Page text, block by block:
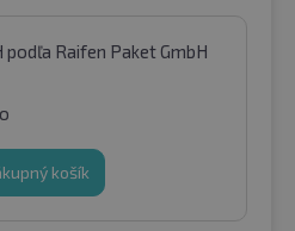
podľa Raifen Paket GmbH
košík